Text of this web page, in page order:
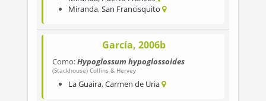
Miranda,San Francisquito
García, 2006b
Como:Hypoglossum hypoglossoides
(Stackhouse) Collins & Hervey
La Guaira,Carmen de Uria